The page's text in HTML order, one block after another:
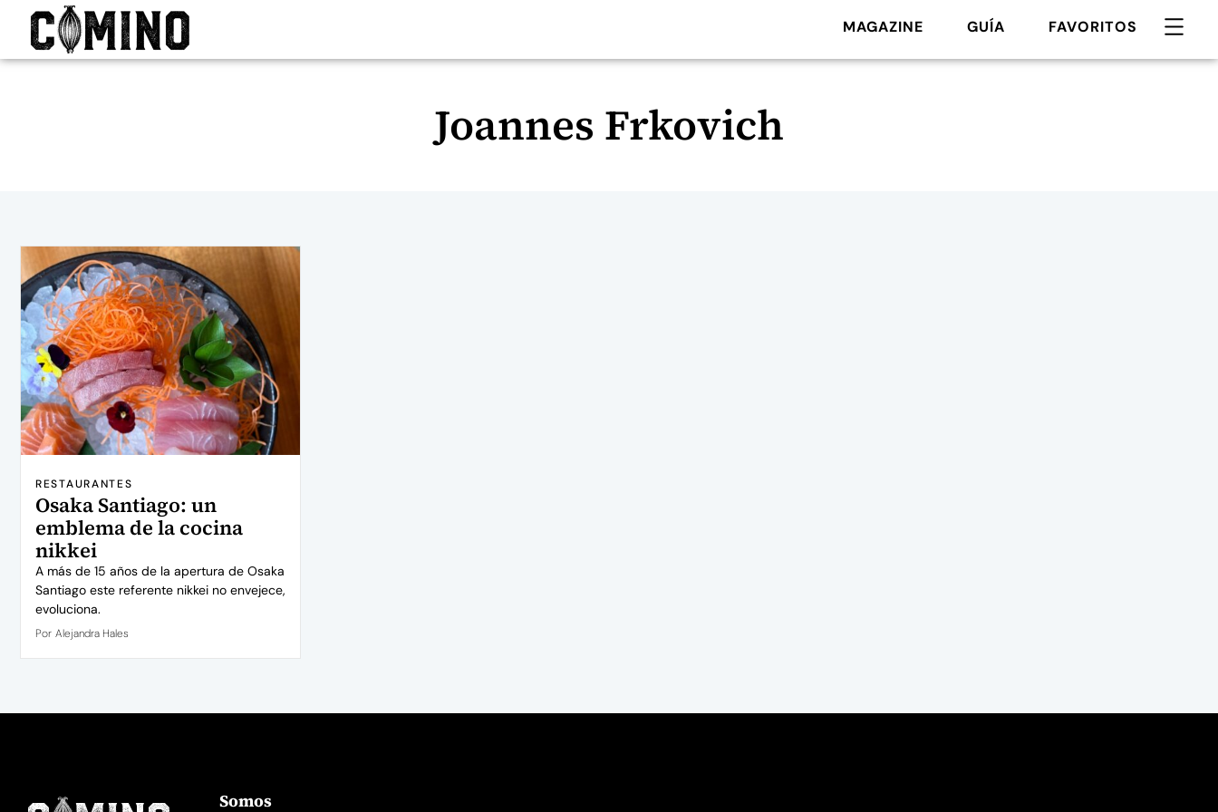
MAGAZINE GUÍA FAVORITOS
Joannes Frkovich
RESTAURANTES
Osaka Santiago: un
emblema de la cocina
nikkei
A más de 15 años de la apertura de Osaka
Santiago este referente nikkei no envejece,
evoluciona.
Por Alejandra Hales
Somos